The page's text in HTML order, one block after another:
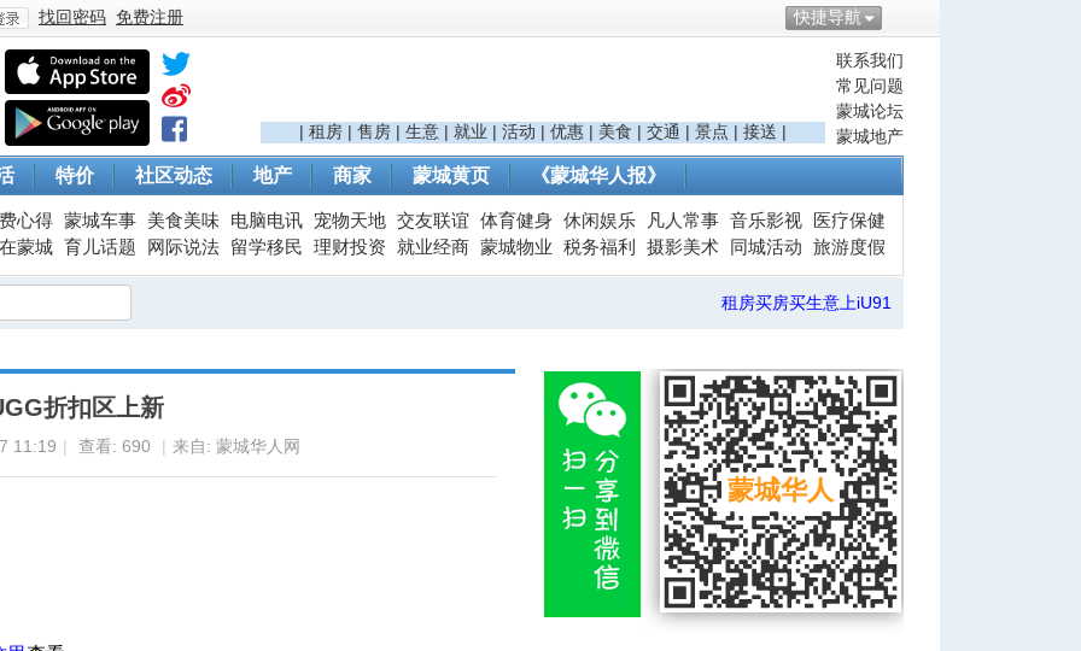
快捷导航
登
找回密码 免费注册
联系我们
常见问题
蒙城论坛
蒙城地产
| 租房 | 售房 | 生意 | 就业 | 活动 | 优惠 | 美食 | 交通 | 景点 | 接送 |
特价 社区动态 地产 商家 蒙城黄页 《蒙城华人报》
心得 蒙城车事 美食美味 电脑电讯 宠物天地 交友联谊 体育健身 休闲娱乐 凡人常事 音乐影视
医疗保健
蒙城 育儿话题 网际说法 留学移民 理财投资 就业经商 蒙城物业 税务福利 摄影美术 同城活动 旅游度假
租房买房买生意上iU91
折扣区上新
11:19 | 查看: 690 | 来自: 蒙城华人网